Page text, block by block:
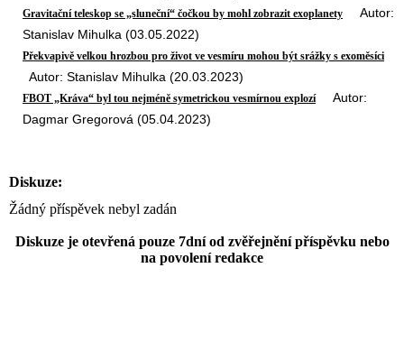
Gravitační teleskop se „sluneční“ čočkou by mohl zobrazit exoplanety Autor:
Stanislav Mihulka (03.05.2022)
Překvapivě velkou hrozbou pro život ve vesmíru mohou být srážky s exoměsíci
Autor: Stanislav Mihulka (20.03.2023)
FBOT „Kráva“ byl tou nejméně symetrickou vesmírnou explozíAutor:
Dagmar Gregorová (05.04.2023)
Diskuze:
Žádný příspěvek nebyl zadán
Diskuze je otevřená pouze 7dní od zvěřejnění příspěvku nebo
na povolení redakce